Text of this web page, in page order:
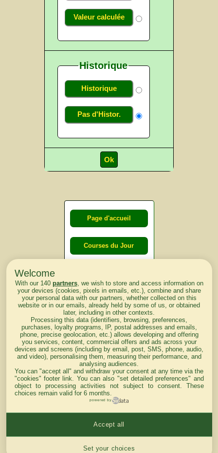
Valeur calculée
Historique
Historique
Pas d'Histor.
Page d'accueil
Courses du Jour
lendemain
Courses
d'aujourd'hui
Haut de Page
Mentions légales du site
Welcome
With our 140 partners, we wish to store and access information on
your devices (cookies, pixels in emails, etc.), combine and share
your personal data with our partners, whether collected on this
website or in our emails, already held by some of us, or obtained
later, including in other contexts.
Processing this data (identifiers, browsing, preferences,
purchases, loyalty programs, IP, postal addresses and emails,
phone, precise geolocation, etc.) allows developing and offering
you services, content, commercial offers and ads across your
devices and screens (including by email, post, SMS, phone, audio,
and video), personalising them, measuring their performance, and
analysing audiences.
You can "accept all" and withdraw your consent at any time via the
"cookies" footer link . You can also "set detailed preferences" and
object to processing activities not subject to consent. These
choices remain valid for 6 months.
powered by
Set your choices
Accept all